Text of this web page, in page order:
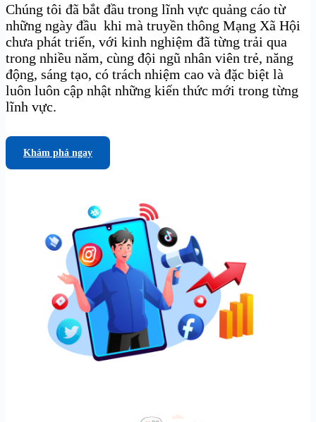
Chúng tôi đã bắt đầu trong lĩnh vực quảng cáo từ
những ngày đầu khi mà truyền thông Mạng Xã Hội
chưa phát triển, với kinh nghiệm đã từng trải qua
trong nhiều năm, cùng đội ngũ nhân viên trẻ, năng
động, sáng tạo, có trách nhiệm cao và đặc biệt là
luôn luôn cập nhật những kiến thức mới trong từng
lĩnh vực.
Khám phá ngay